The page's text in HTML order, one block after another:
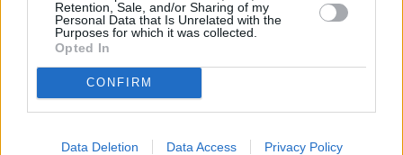
Retention, Sale, and/or Sharing of my
Personal Data that Is Unrelated with the
Purposes for which it was collected.
Opted In
CONFIRM
Data Deletion Data Access Privacy Policy